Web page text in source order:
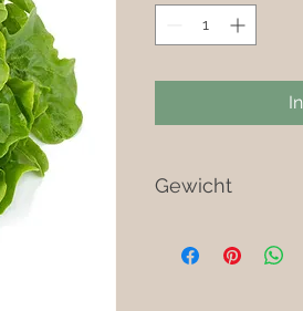
Gewicht
gewicht zijn